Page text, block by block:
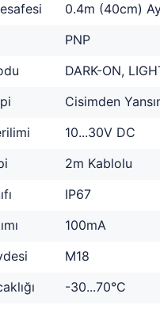
0.4m (40cm)
PNP
DARK-ON,
Cisimden
10...30V DC
2m Kablolu
IP67
100mA
M18
-30...70°C